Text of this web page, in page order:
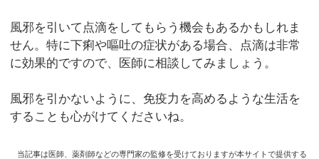
風邪を引いて点滴をしてもらう機会もあるかもしれま
せん。特に下痢や嘔吐の症状がある場合、点滴は非常
に効果的ですので、医師に相談してみましょう。
風邪を引かないように、免疫力を高めるような生活を
することも心がけてくださいね。
当記事は医師、薬剤師などの専門家の監修を受けておりますが本サイトで提供する